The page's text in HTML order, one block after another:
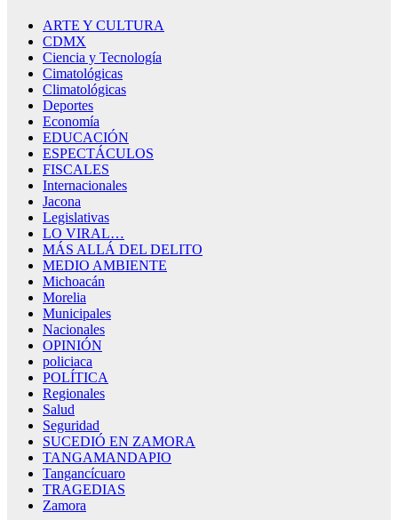
ARTE Y CULTURA
CDMX
Ciencia y Tecnología
Cimatológicas
Climatológicas
Deportes
Economía
EDUCACIÓN
ESPECTÁCULOS
FISCALES
Internacionales
Jacona
Legislativas
LO VIRAL…
MÁS ALLÁ DEL DELITO
MEDIO AMBIENTE
Michoacán
Morelia
Municipales
Nacionales
OPINIÓN
policiaca
POLÍTICA
Regionales
Salud
Seguridad
SUCEDIÓ EN ZAMORA
TANGAMANDAPIO
Tangancícuaro
TRAGEDIAS
Zamora